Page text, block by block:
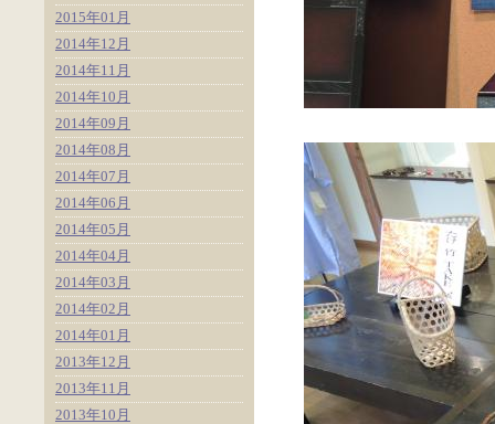
2015年01月
2014年12月
2014年11月
2014年10月
2014年09月
2014年08月
2014年07月
2014年06月
2014年05月
2014年04月
2014年03月
2014年02月
2014年01月
2013年12月
2013年11月
2013年10月